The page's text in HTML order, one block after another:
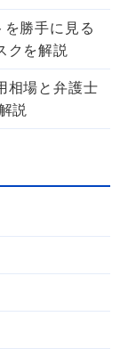
勝手に見る
クを解説
相場と弁護士
説